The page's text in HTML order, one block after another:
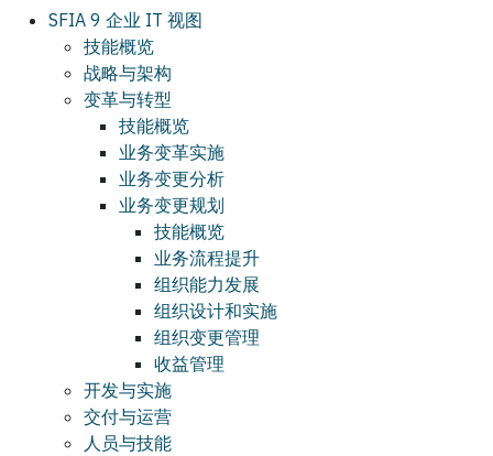
SFIA 9 企业 IT 视图
技能概览
战略与架构
变革与转型
技能概览
业务变革实施
业务变更分析
业务变更规划
技能概览
业务流程提升
组织能力发展
组织设计和实施
组织变更管理
收益管理
开发与实施
交付与运营
人员与技能